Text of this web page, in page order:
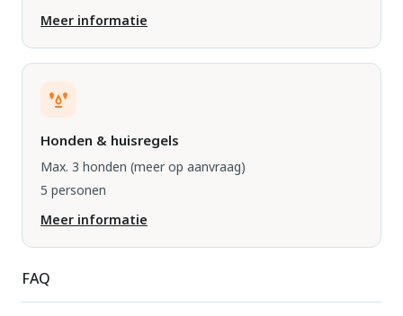
Meer informatie
Honden & huisregels
Max. 3 honden (meer op aanvraag)
5 personen
Meer informatie
FAQ